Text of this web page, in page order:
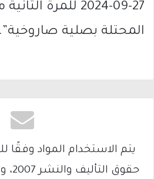
27-09-2024 للمرة
المحتلة بصلية صاروخية”.‏